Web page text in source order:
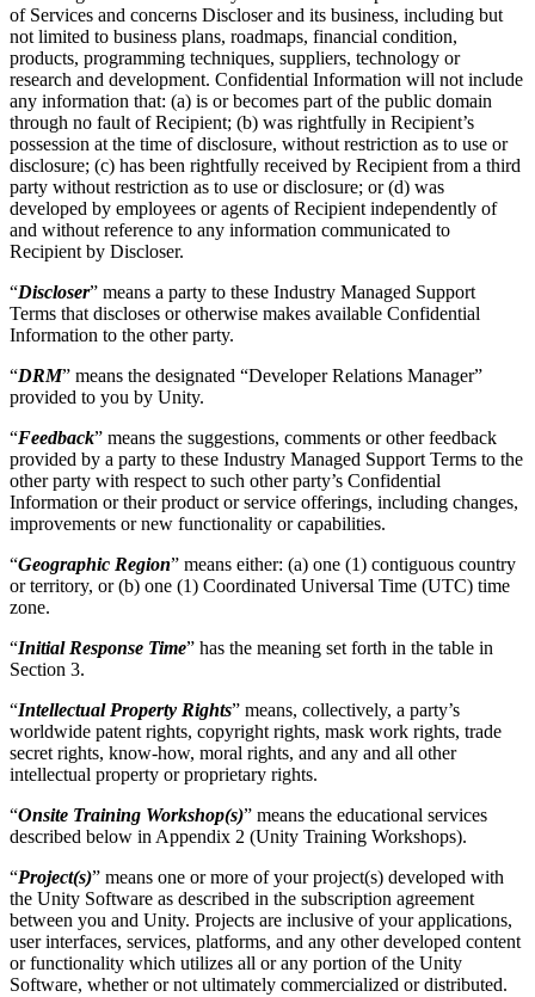
of Services and concerns Discloser and its business, including but
not limited to business plans, roadmaps, financial condition,
products, programming techniques, suppliers, technology or
research and development. Confidential Information will not include
any information that: (a) is or becomes part of the public domain
through no fault of Recipient; (b) was rightfully in Recipient’s
possession at the time of disclosure, without restriction as to use or
disclosure; (c) has been rightfully received by Recipient from a third
party without restriction as to use or disclosure; or (d) was
developed by employees or agents of Recipient independently of
and without reference to any information communicated to
Recipient by Discloser.
“Discloser” means a party to these Industry Managed Support
Terms that discloses or otherwise makes available Confidential
Information to the other party.
“DRM” means the designated “Developer Relations Manager”
provided to you by Unity.
“Feedback” means the suggestions, comments or other feedback
provided by a party to these Industry Managed Support Terms to the
other party with respect to such other party’s Confidential
Information or their product or service offerings, including changes,
improvements or new functionality or capabilities.
“Geographic Region” means either: (a) one (1) contiguous country
or territory, or (b) one (1) Coordinated Universal Time (UTC) time
zone.
“Initial Response Time” has the meaning set forth in the table in
Section 3.
“Intellectual Property Rights” means, collectively, a party’s
worldwide patent rights, copyright rights, mask work rights, trade
secret rights, know-how, moral rights, and any and all other
intellectual property or proprietary rights.
“Onsite Training Workshop(s)” means the educational services
described below in Appendix 2 (Unity Training Workshops).
“Project(s)” means one or more of your project(s) developed with
the Unity Software as described in the subscription agreement
between you and Unity. Projects are inclusive of your applications,
user interfaces, services, platforms, and any other developed content
or functionality which utilizes all or any portion of the Unity
Software, whether or not ultimately commercialized or distributed.